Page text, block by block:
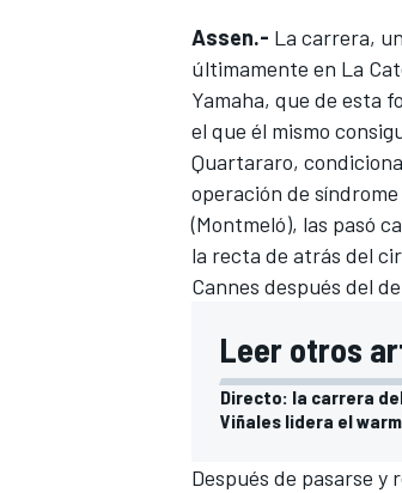
Assen.- La carrera,
últimamente en La
Yamaha, que de esta
el que él mismo
Quartararo,
operación de
(Montmeló), las pasó
la recta de atrás del
Cannes después del
Leer otros
Directo: la carrera del
Viñales lidera el
Después de pasarse y